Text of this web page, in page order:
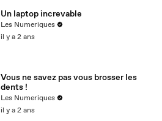
Un laptop increvable
Les Numeriques
il y a 2 ans
Vous ne savez pas vous brosser les
dents !
Les Numeriques
il y a 2 ans